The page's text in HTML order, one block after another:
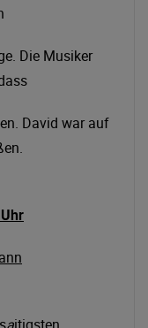
Die Musiker
David war auf